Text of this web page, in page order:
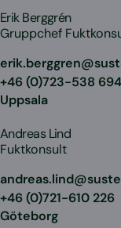
Erik Berggrén
Gruppchef
+46 (0)723-538 694
Uppsala
Andreas Lind
Fuktkonsult
+46 (0)721-610 226
Göteborg